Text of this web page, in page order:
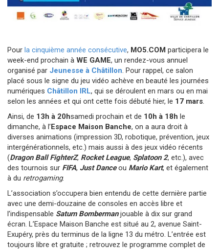
Pour la cinquième année consécutive, MO5.COM participera le
week-end prochain à WE GAME, un rendez-vous annuel
organisé par Jeunesse à Châtillon. Pour rappel, ce salon
placé sous le signe du jeu vidéo achève en beauté les journées
numériques Châtillon IRL, qui se déroulent en mars ou en mai
selon les années et qui ont cette fois débuté hier, le 17 mars.
Ainsi, de 13h à 20hsamedi prochain et de 10h à 18h le
dimanche, à l’Espace Maison Banche, on a aura droit à
diverses animations (impression 3D, robotique, prévention, jeux
intergénérationnels, etc.) mais aussi à des jeux vidéo récents
(Dragon Ball FighterZ, Rocket League, Splatoon 2, etc.), avec
des tournois sur FIFA, Just Danceou Mario Kart, et également
à du retrogaming.
L’association s’occupera bien entendu de cette dernière partie
avec une demi-douzaine de consoles en accès libre et
l’indispensable Saturn Bomberman jouable à dix sur grand
écran. L’Espace Maison Banche est situé au 2, avenue Saint-
Exupéry, près du terminus de la ligne 13 du métro. L’entrée est
toujours libre et gratuite ; retrouvez le programme complet de